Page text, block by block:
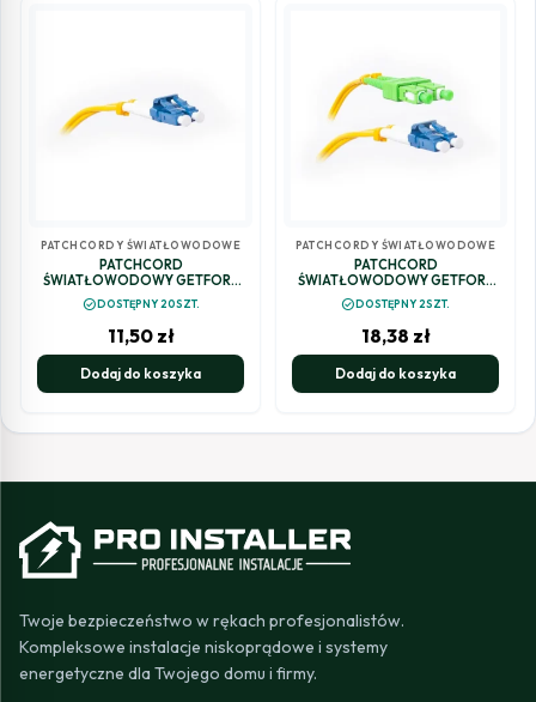
PATCHCORDY ŚWIATŁOWODOWE
PATCHCORD
ŚWIATŁOWODOWY GETFORT
SM SC/UPC-SC/UPC DUPLEX 3M
check_circleDOSTĘPNY 20SZT.
11,50 zł
Dodaj do koszyka
PATCHCORDY ŚWIATŁOWODOWE
PATCHCORD
ŚWIATŁOWODOWY GETFORT
SM SC/APC-LC/UPC DUPLEX 1M
check_circleDOSTĘPNY 2SZT.
18,38 zł
Dodaj do koszyka
Twoje bezpieczeństwo w rękach profesjonalistów.
Kompleksowe instalacje niskoprądowe i systemy
energetyczne dla Twojego domu i firmy.